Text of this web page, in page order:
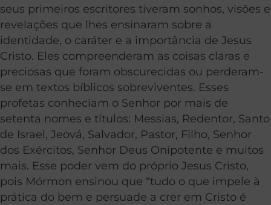
seus primeiros escritores tiveram sonhos, visões e
revelações que lhes ensinaram sobre a
identidade, o caráter e a importância de Jesus
Cristo. Eles compreenderam as coisas claras e
preciosas que foram obscurecidas ou perderam-
se em textos bíblicos sobreviventes. Esses
profetas conheciam o Senhor por mais de
setenta nomes e títulos: Messias, Redentor, Santo
de Israel, Jeová, Salvador, Pastor, Filho, Senhor
dos Exércitos, Senhor Deus Onipotente e muitos
mais. Esse poder vem do próprio Jesus Cristo,
pois Mórmon ensinou que “tudo o que impele à
prática do bem e persuade a crer em Cristo é